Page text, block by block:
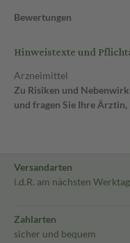
Bewertungen
Hinweistexte und
Arzneimittel
Zu Risiken und
und fragen Sie Ihre
Versandarten
i.d.R. am nächsten Werktag
Zahlarten
sicher und bequem